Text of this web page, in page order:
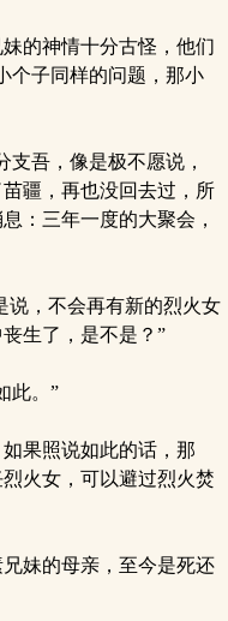
的神情十分古怪，他们
个子同样的问题，那小
吾，像是极不愿说，
疆，再也没回去过，所
：三年一度的大聚会，
说，不会再有新的烈火女
生了，是不是？”
此。”
果照说如此的话，那
火女，可以避过烈火焚
妹的母亲，至今是死还